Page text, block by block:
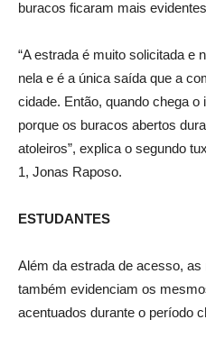
buracos ficaram mais
“A estrada é muito solicitada e
nela e é a única saída que a
cidade. Então, quando chega
porque os buracos abertos
atoleiros”, explica o segundo
1, Jonas Raposo.
ESTUDANTES
Além da estrada de acesso,
também evidenciam os
acentuados durante o período